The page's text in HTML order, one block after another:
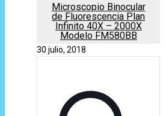
Microscopio Binocular
de Fluorescencia Plan
Infinito 40X – 2000X
Modelo FM580BB
30 julio, 2018